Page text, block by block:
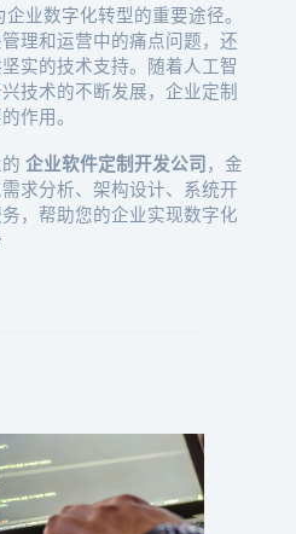
企业数字化转型的重要途径。
理和运营中的痛点问题，还
实的技术支持。随着人工智
技术的不断发展，企业定制
作用。
企业软件定制开发公司，金
求分析、架构设计、系统开
，帮助您的企业实现数字化